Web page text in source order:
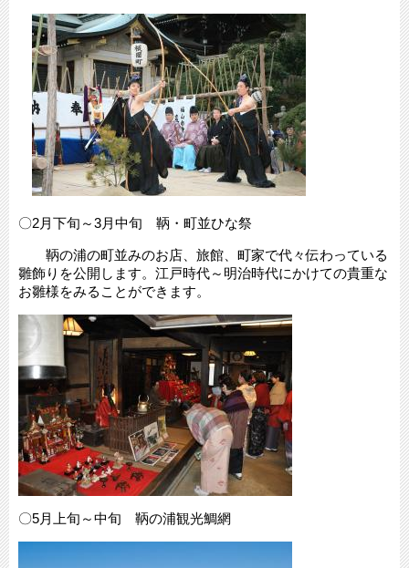
〇2月下旬～3月中旬 鞆・町並ひな祭
鞆の浦の町並みのお店、旅館、町家で代々伝わっている
雛飾りを公開します。江戸時代～明治時代にかけての貴重な
お雛様をみることができます。
〇5月上旬～中旬 鞆の浦観光鯛網